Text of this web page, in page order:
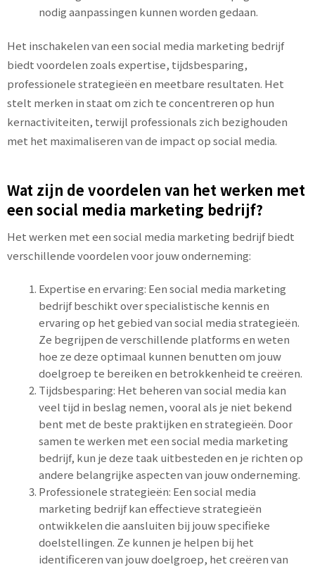
nodig aanpassingen kunnen worden gedaan.
Het inschakelen van een social media marketing bedrijf
biedt voordelen zoals expertise, tijdsbesparing,
professionele strategieën en meetbare resultaten. Het
stelt merken in staat om zich te concentreren op hun
kernactiviteiten, terwijl professionals zich bezighouden
met het maximaliseren van de impact op social media.
Wat zijn de voordelen van het werken met
een social media marketing bedrijf?
Het werken met een social media marketing bedrijf biedt
verschillende voordelen voor jouw onderneming:
Expertise en ervaring: Een social media marketing
bedrijf beschikt over specialistische kennis en
ervaring op het gebied van social media strategieën.
Ze begrijpen de verschillende platforms en weten
hoe ze deze optimaal kunnen benutten om jouw
doelgroep te bereiken en betrokkenheid te creëren.
Tijdsbesparing: Het beheren van social media kan
veel tijd in beslag nemen, vooral als je niet bekend
bent met de beste praktijken en strategieën. Door
samen te werken met een social media marketing
bedrijf, kun je deze taak uitbesteden en je richten op
andere belangrijke aspecten van jouw onderneming.
Professionele strategieën: Een social media
marketing bedrijf kan effectieve strategieën
ontwikkelen die aansluiten bij jouw specifieke
doelstellingen. Ze kunnen je helpen bij het
identificeren van jouw doelgroep, het creëren van